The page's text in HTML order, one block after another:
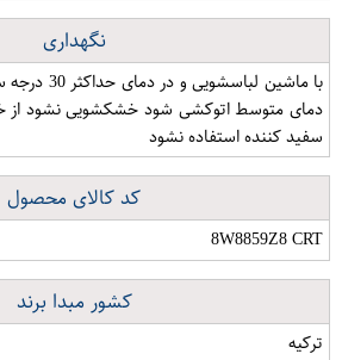
نگهداری
با ماشین
دمای متوسط اتوکشی شود خشکشویی نشود از
سفید کننده استفاده نشود
کد کالای محصول
8W8859Z8 CRT
کشور مبدا برند
ترکیه